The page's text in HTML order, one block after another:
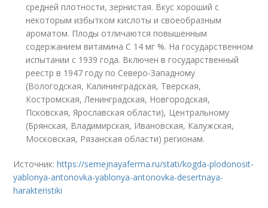
средней плотности, зернистая. Вкус хороший с
некоторым избытком кислоты и своеобразным
ароматом. Плоды отличаются повышенным
содержанием витамина С 14 мг %. На государственном
испытании с 1939 года. Включен в государственный
реестр в 1947 году по Северо-Западному
(Вологодская, Калининградская, Тверская,
Костромская, Ленинградская, Новгородская,
Псковская, Ярославская области), Центральному
(Брянская, Владимирская, Ивановская, Калужская,
Московская, Рязанская области) регионам.
Источник:https://semejnayaferma.ru/stati/kogda-plodonosit-
yablonya-antonovka-yablonya-antonovka-desertnaya-
harakteristiki